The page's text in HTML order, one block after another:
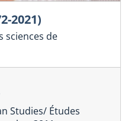
2021)
sciences de
Studies/ Études